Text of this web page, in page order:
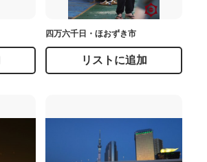
四万六千日・ほおずき市
リストに追加